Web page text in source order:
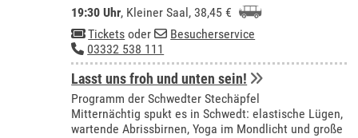
19:30 Uhr, Kleiner Saal, 38,45 €
Tickets oder
Besucherservice
03332 538 111
Lasst uns froh und unten sein!
Programm der Schwedter Stechäpfel
Mitternächtig spukt es in Schwedt: elastische Lügen,
wartende Abrissbirnen, Yoga im Mondlicht und große